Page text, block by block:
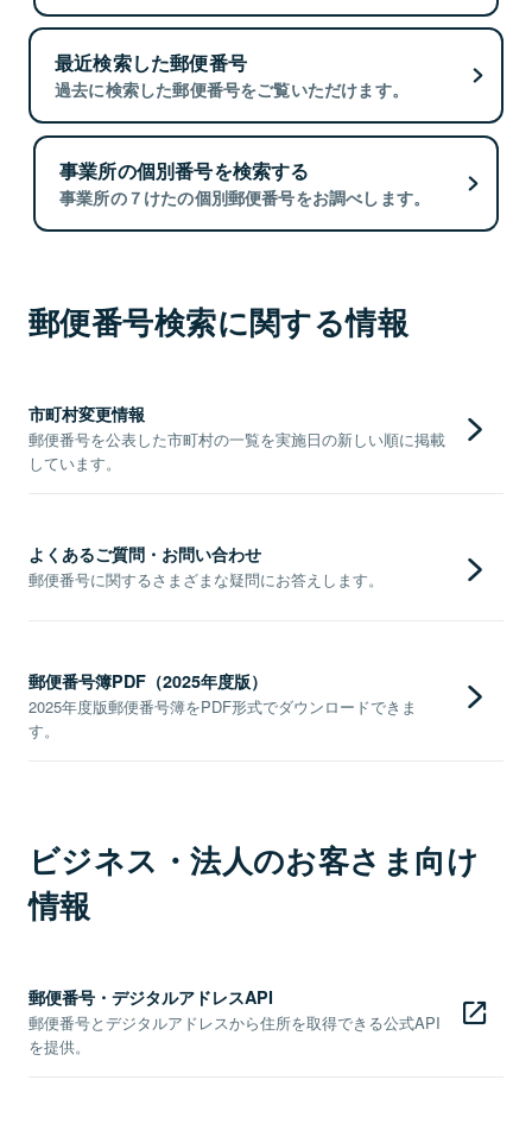
最近検索した郵便番号
過去に検索した郵便番号をご覧いただけます。
事業所の個別番号を検索する
事業所の７けたの個別郵便番号をお調べします。
郵便番号検索に関する情報
市町村変更情報
郵便番号を公表した市町村の一覧を実施日の新しい順に掲載
しています。
よくあるご質問・お問い合わせ
郵便番号に関するさまざまな疑問にお答えします。
郵便番号簿PDF（2025年度版）
2025年度版郵便番号簿をPDF形式でダウンロードできま
す。
ビジネス・法人のお客さま向け
情報
郵便番号・デジタルアドレスAPI
郵便番号とデジタルアドレスから住所を取得できる公式API
を提供。